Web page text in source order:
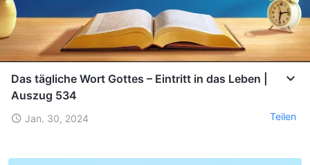
Das tägliche Wort Gottes – Eintritt in das Leben |
Auszug 534
Jan. 30, 2024 Teilen